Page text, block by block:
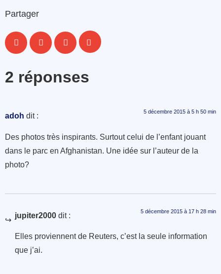
Partager
2 réponses
adoh dit : 5 décembre 2015 à 5 h 50 min
Des photos très inspirants. Surtout celui de l’enfant jouant
dans le parc en Afghanistan. Une idée sur l’auteur de la
photo?
jupiter2000 dit : 5 décembre 2015 à 17 h 28 min
Elles proviennent de Reuters, c’est la seule information
que j’ai.